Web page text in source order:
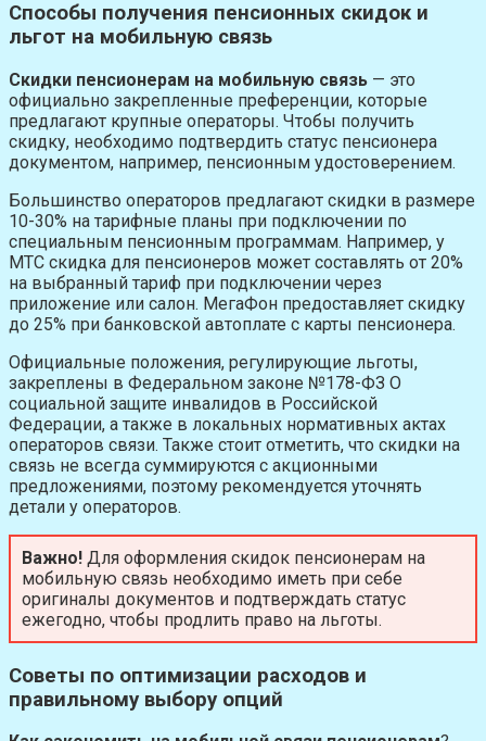
Способы получения пенсионных скидок и
льгот на мобильную связь
Скидки пенсионерам на мобильную связь — это
официально закрепленные преференции, которые
предлагают крупные операторы. Чтобы получить
скидку, необходимо подтвердить статус пенсионера
документом, например, пенсионным удостоверением.
Большинство операторов предлагают скидки в размере
10-30% на тарифные планы при подключении по
специальным пенсионным программам. Например, у
МТС скидка для пенсионеров может составлять от 20%
на выбранный тариф при подключении через
приложение или салон. МегаФон предоставляет скидку
до 25% при банковской автоплате с карты пенсионера.
Официальные положения, регулирующие льготы,
закреплены в Федеральном законе №178-ФЗ О
социальной защите инвалидов в Российской
Федерации, а также в локальных нормативных актах
операторов связи. Также стоит отметить, что скидки на
связь не всегда суммируются с акционными
предложениями, поэтому рекомендуется уточнять
детали у операторов.
Важно! Для оформления скидок пенсионерам на
мобильную связь необходимо иметь при себе
оригиналы документов и подтверждать статус
ежегодно, чтобы продлить право на льготы.
Советы по оптимизации расходов и
правильному выбору опций